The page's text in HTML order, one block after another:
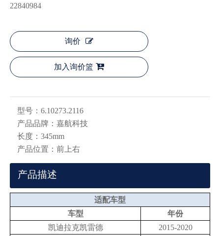
22840984
询价
加入询价篮
型号： 6.10273.2116
产品品牌： 嘉航科技
长度： 345mm
产品位置： 前上右
产品描述
适配车型
车型
年份
凯迪拉克凯雷德
2015-2020